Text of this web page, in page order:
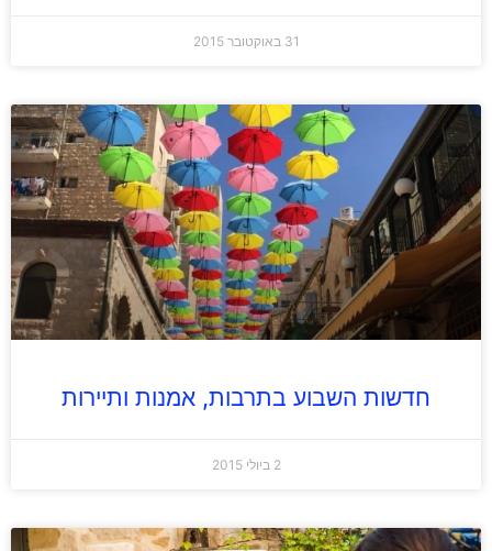
31 באוקטובר 2015
חדשות השבוע בתרבות, אמנות ותיירות
2 ביולי 2015